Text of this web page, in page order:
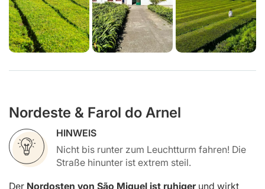
Nordeste & Farol do Arnel
HINWEIS
Nicht bis runter zum Leuchtturm fahren! Die
Straße hinunter ist extrem steil.
Der Nordosten von São Miguel ist ruhigerund wirkt